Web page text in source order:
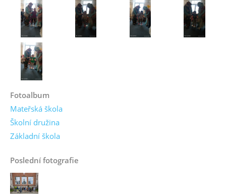
Fotoalbum
Mateřská škola
Školní družina
Základní škola
Poslední fotografie